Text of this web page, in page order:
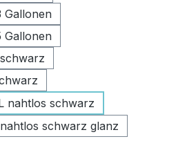
Gallonen
Gallonen
nahtlos schwarz
schwarz glanz